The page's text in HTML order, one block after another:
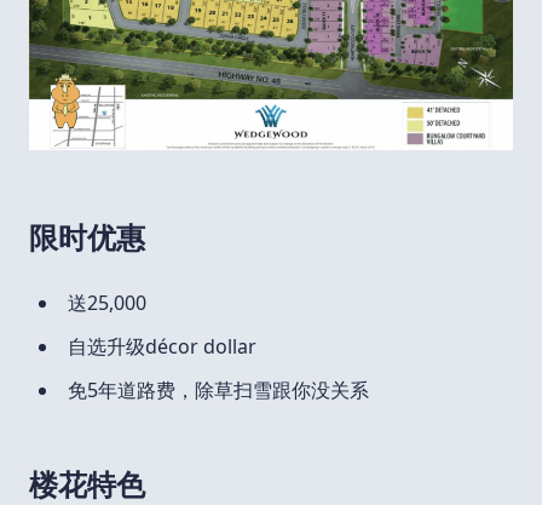
限时优惠
送25,000
自选升级décor dollar
免5年道路费，除草扫雪跟你没关系
楼花特色